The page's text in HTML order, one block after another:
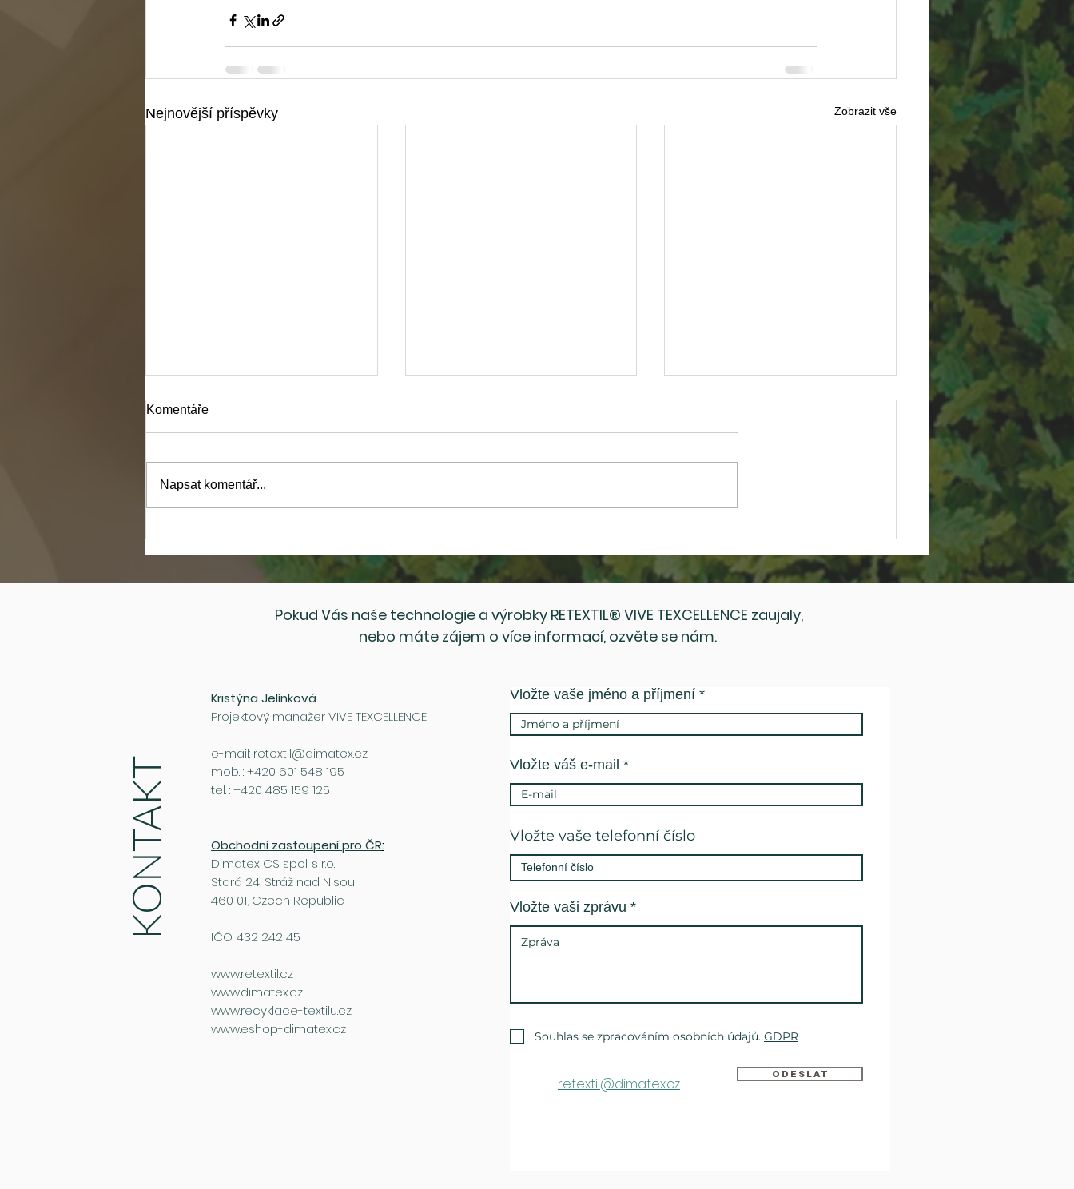
Nejnovější příspěvky Zobrazit vše
posilovny z recyklovaného
textilu a plastu!
Objevte udržitelné inovace
pro rok 2026
Komentáře
Napsat komentář...
Pokud Vás naše technologie a výrobky RETEXTIL® VIVE TEXCELLENCE zaujaly,
nebo máte zájem o více informací, ozvěte se nám.
Kristýna Jelínková
Projektový manažer VIVE TEXCELLENCE
e-mail: retextil@dimatex.cz
mob. : +420 601 548 195
tel. : +420 485 159 125
Obchodní zastoupení pro ČR:
Dimatex CS spol. s r.o.
Stará 24, Stráž nad Nisou
460 01, Czech Republic
IČO: 432 242 45
www.retextil.cz
www.dimatex.cz
www.recyklace-textilu.cz
www.eshop-dimatex.cz
KONTAKT
Vložte vaše jméno a příjmení
Vložte váš e-mail
Vložte vaše telefonní číslo
Vložte vaši zprávu
Souhlas se zpracováním osobních údajů. GDPR
retextil@dimatex.cz
Odeslat